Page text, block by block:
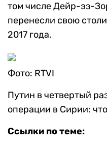
том числе Дейр-эз-
перенесли свою
2017 года.
Фото: RTVI
Путин в четвертый
операции в Сирии:
Ссылки по теме: